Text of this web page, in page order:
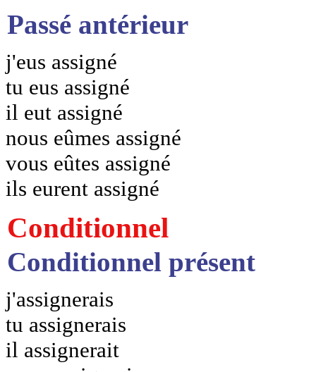
Passé antérieur
j'eus assigné
tu eus assigné
il eut assigné
nous eûmes assigné
vous eûtes assigné
ils eurent assigné
Conditionnel
Conditionnel présent
j'assignerais
tu assignerais
il assignerait